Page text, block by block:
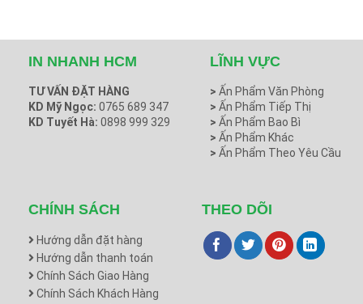
IN NHANH HCM
TƯ VẤN ĐẶT HÀNG
KD Mỹ Ngọc: 0765 689 347
KD Tuyết Hà: 0898 999 329
LĨNH VỰC
> Ấn Phẩm Văn Phòng
> Ấn Phẩm Tiếp Thị
> Ấn Phẩm Bao Bì
> Ấn Phẩm Khác
> Ấn Phẩm Theo Yêu Cầu
CHÍNH SÁCH
Hướng dẫn đặt hàng
Hướng dẫn thanh toán
Chính Sách Giao Hàng
Chính Sách Khách Hàng
THEO DÕI